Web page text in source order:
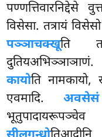
पण्णत्तिवारनिद्देसे
विसेसा. तत्रायं
पञ्ञाचक्खूति
कायोति नामकायो,
एवमादि.